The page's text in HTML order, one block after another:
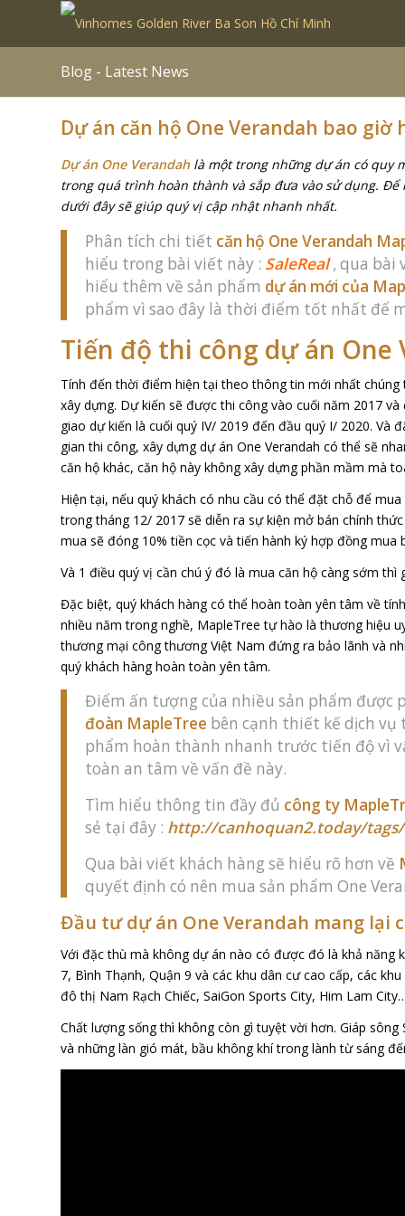
Blog - Latest News
Dự án căn hộ One Verandah bao giờ
Dự án One Verandahlà một trong những dự án có quy
trong quá trình hoàn thành và sắp đưa vào sử dụng.
dưới đây sẽ giúp quý vị cập nhật nhanh nhất.
Phân tích chi tiết căn hộ One Verandah
hiểu trong bài viết này : SaleReal , qua bài
hiểu thêm về sản phẩm dự án mới của
phẩm vì sao đây là thời điểm tốt nhất để
Tiến độ thi công dự án One
Tính đến thời điểm hiện tại theo thông tin mới nhất
xây dựng. Dự kiến sẽ được thi công vào cuối năm 2017
giao dự kiến là cuối quý IV/ 2019 đến đầu quý I/ 2020. Và
gian thi công, xây dựng dự án One Verandah có thể sẽ
căn hộ khác, căn hộ này không xây dựng phần mầm mà
Hiện tại, nếu quý khách có nhu cầu có thể đặt chỗ để
trong tháng 12/ 2017 sẽ diễn ra sự kiện mở bán chính
mua sẽ đóng 10% tiền cọc và tiến hành ký hợp đồng
Và 1 điều quý vị cần chú ý đó là mua căn hộ càng sớm
Đặc biệt, quý khách hàng có thể hoàn toàn yên tâm về
nhiều năm trong nghề, MapleTree tự hào là thương hiệu
thương mại công thương Việt Nam đứng ra bảo lãnh và
quý khách hàng hoàn toàn yên tâm.
Điểm ấn tượng của nhiều sản phẩm được
đoàn MapleTree bên cạnh thiết kế dịch
phẩm hoàn thành nhanh trước tiến độ vì
toàn an tâm về vấn đề này.
Tìm hiểu thông tin đầy đủ công ty
sẻ tại đây : http://canhoquan2.today/
Qua bài viết khách hàng sẽ hiểu rõ hơn về
quyết định có nên mua sản phẩm One
Đầu tư dự án One Verandah mang lại
Với đặc thù mà không dự án nào có được đó là khả năng
7, Bình Thạnh, Quận 9 và các khu dân cư cao cấp, các
đô thị Nam Rạch Chiếc, SaiGon Sports City, Him Lam
Chất lượng sống thì không còn gì tuyệt vời hơn. Giáp
và những làn gió mát, bầu không khí trong lành từ sáng